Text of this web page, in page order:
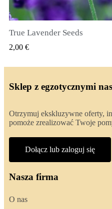
SZYBKI
True Lavender Seeds
2,00 €
Sklep z egzotycznymi
Otrzymuj ekskluzywne oferty,
pomoże zrealizować Twoje
Dołącz lub zaloguj się
Nasza firma
O nas